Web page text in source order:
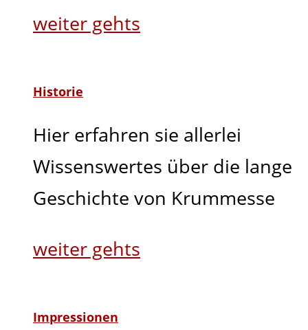
weiter gehts
Historie
Hier erfahren sie allerlei
Wissenswertes über die lange
Geschichte von Krummesse
weiter gehts
Impressionen